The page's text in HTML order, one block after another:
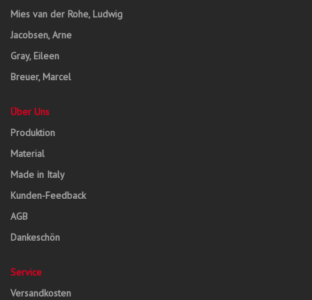
Mies van der Rohe, Ludwig
Jacobsen, Arne
Gray, Eileen
Breuer, Marcel
Über Uns
Produktion
Material
Made in Italy
Kunden-Feedback
AGB
Dankeschön
Service
Versandkosten